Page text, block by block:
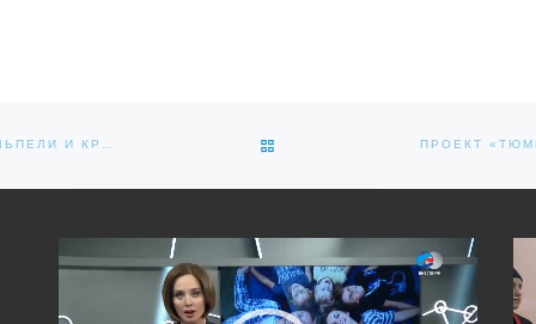
ОБРАТНО К СПИСКУ ЗАПИСЕЙ